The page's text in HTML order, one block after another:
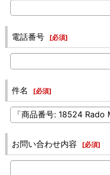
電話番号 [必須]
件名 [必須]
お問い合わせ内容 [必須]